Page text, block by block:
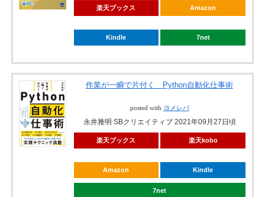
楽天ブックス Amazon
Kindle 7net
作業が一瞬で片付く Python自動化仕事術
posted with ヨメレバ
永井雅明 SBクリエイティブ 2021年09月27日頃
楽天ブックス 楽天kobo
Amazon Kindle
7net